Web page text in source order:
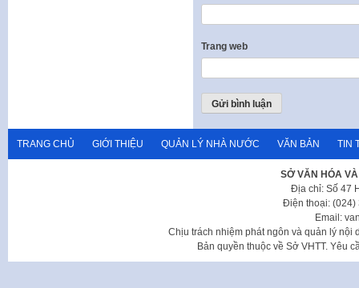
Trang web
TRANG CHỦ GIỚI THIỆU QUẢN LÝ NHÀ NƯỚC VĂN BẢN TIN
SỞ VĂN HÓA
Địa chỉ: Số 47
Điện thoại: (024)
Email:
Chịu trách nhiệm phát ngôn và quản lý nội
Bản quyền thuộc về Sở VHTT. Yêu